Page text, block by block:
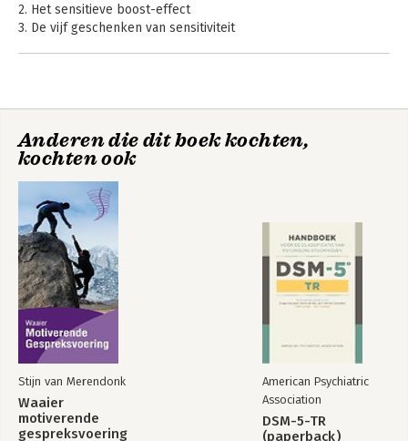
2. Het sensitieve boost-effect
3. De vijf geschenken van sensitiviteit
9. De sensitieve revolutie
Spiekbrief voor sensitiviteit
Leessuggesties en bronnen
Noten
Over de auteurs
Anderen die dit boek kochten,
kochten ook
Stijn van Merendonk
Waaier
motiverende
gespreksvoering
American Psychiatric
Association
DSM-5-TR
(paperback)